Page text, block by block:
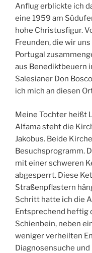
Anflug erblickte ich
eine 1959 am
hohe Christusfigur.
Freunden, die wir
Portugal
aus Benediktbeuern
Salesianer Don
ich mich an diesen
Meine Tochter heißt
Alfama steht die
Jakobus. Beide
Besuchsprogramm.
mit einer schweren
abgesperrt. Diese
Straßenpflastern
Schritt hatte ich die
Entsprechend heftig
Schienbein, neben
weniger verheilten
Diagnosensuche